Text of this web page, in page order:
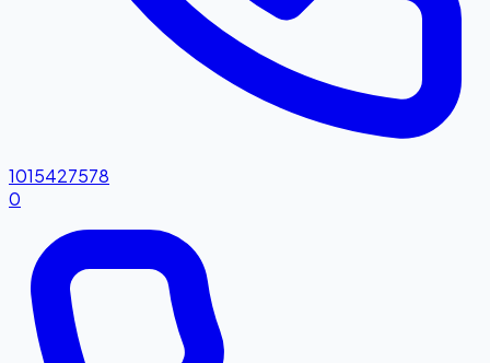
1015427578
0